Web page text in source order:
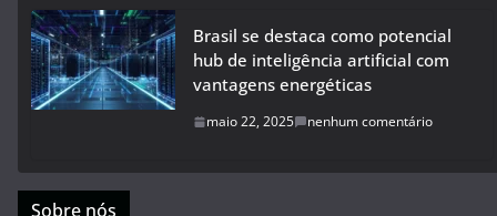
Brasil se destaca como potencial
hub de inteligência artificial com
vantagens energéticas
maio 22, 2025 nenhum comentário
Sobre nós